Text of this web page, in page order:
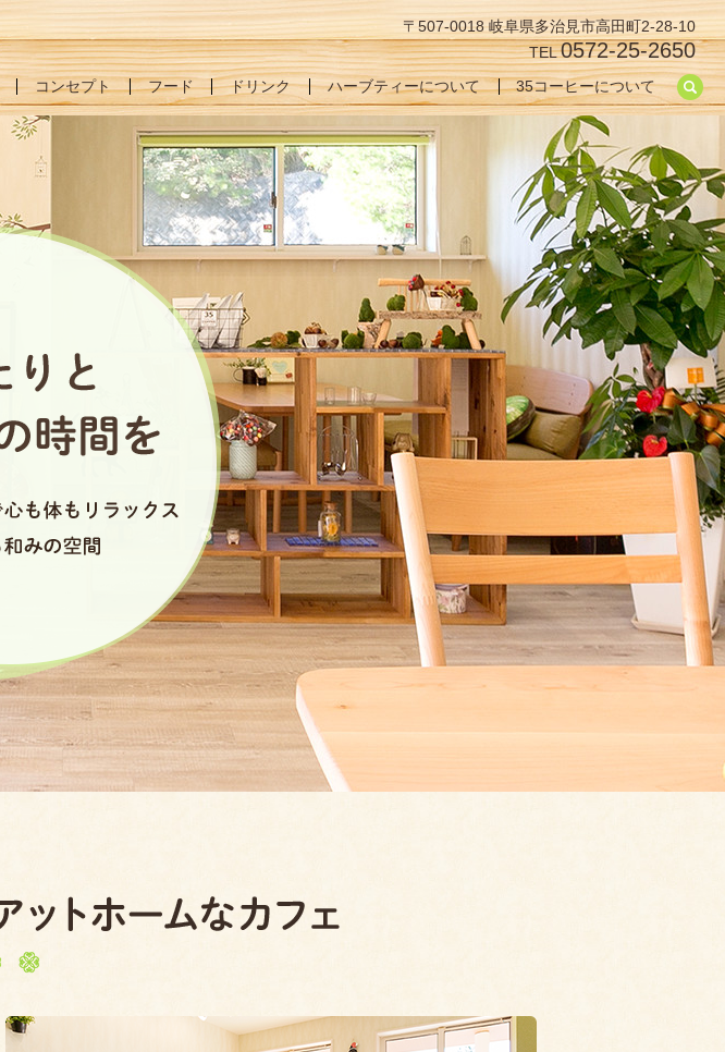
〒507-0018 岐阜県多治見市高田町2-28-10
TEL0572-25-2650
コンセプト フード ドリンク ハーブティーについて 35コーヒーについて